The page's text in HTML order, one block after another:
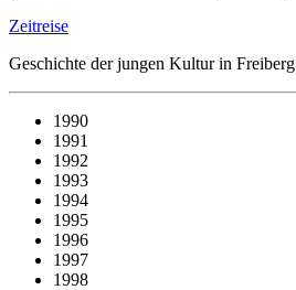
Zeitreise
Geschichte der jungen Kultur in Freiberg
1990
1991
1992
1993
1994
1995
1996
1997
1998